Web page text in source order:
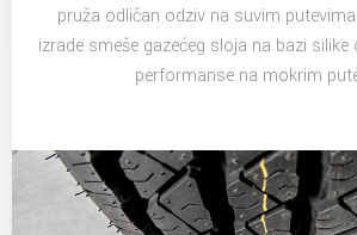
pruža odličan odziv na suvim
izrade smeše gazećeg sloja na bazi silike
performanse na mokrim